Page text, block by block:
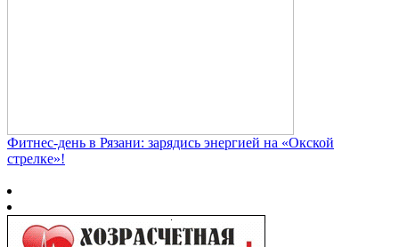
Фитнес‑день в Рязани: зарядись энергией на «Окской
стрелке»!